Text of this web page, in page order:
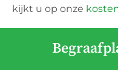
kijkt u op onze